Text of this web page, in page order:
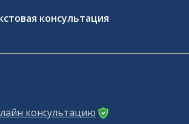
консультация
консультацию